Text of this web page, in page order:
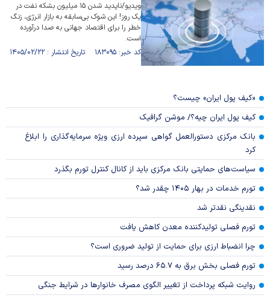
ویدیو/ناپدید شدن ۱۵ میلیون بشکه نفت در
یک روز! این شوک بی‌سابقه به بازار انرژی، زنگ
خطر را برای اقتصاد جهانی به صدا درآورده
است.
کد خبر: ۱۸۳۰۹۵ تاریخ انتشار : ۱۴۰۵/۰۲/۲۲
«کیف پول ایران» چیست؟
کیف پول ایران چیه؟/ موشن گرافیک
بانک مرکزی دستورالعمل گواهی سپرده ارزی ویژه سرمایه‌گذاری را ابلاغ
کرد
سیاست‌های حمایتی بانک مرکزی باید از کانال کنترل تورم بگذرد
تورم خدمات در بهار ۱۴۰۵ چقدر شد؟
نقدینگی نقدتر شد
تورم فصلی تولیدکننده معدن کاهش یافت
چرا انضباط ارزی برای حمایت از تولید ضروری است؟
تورم فصلی بخش برق به ۶۵.۷ درصد رسید
روایت شبکه پرداخت از تغییر الگوی مصرف خانوار‌ها در شرایط جنگی